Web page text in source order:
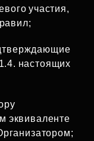
участия,
настоящих
эквиваленте